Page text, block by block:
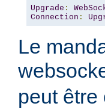
Upgrade :
Connection :
Le
peut